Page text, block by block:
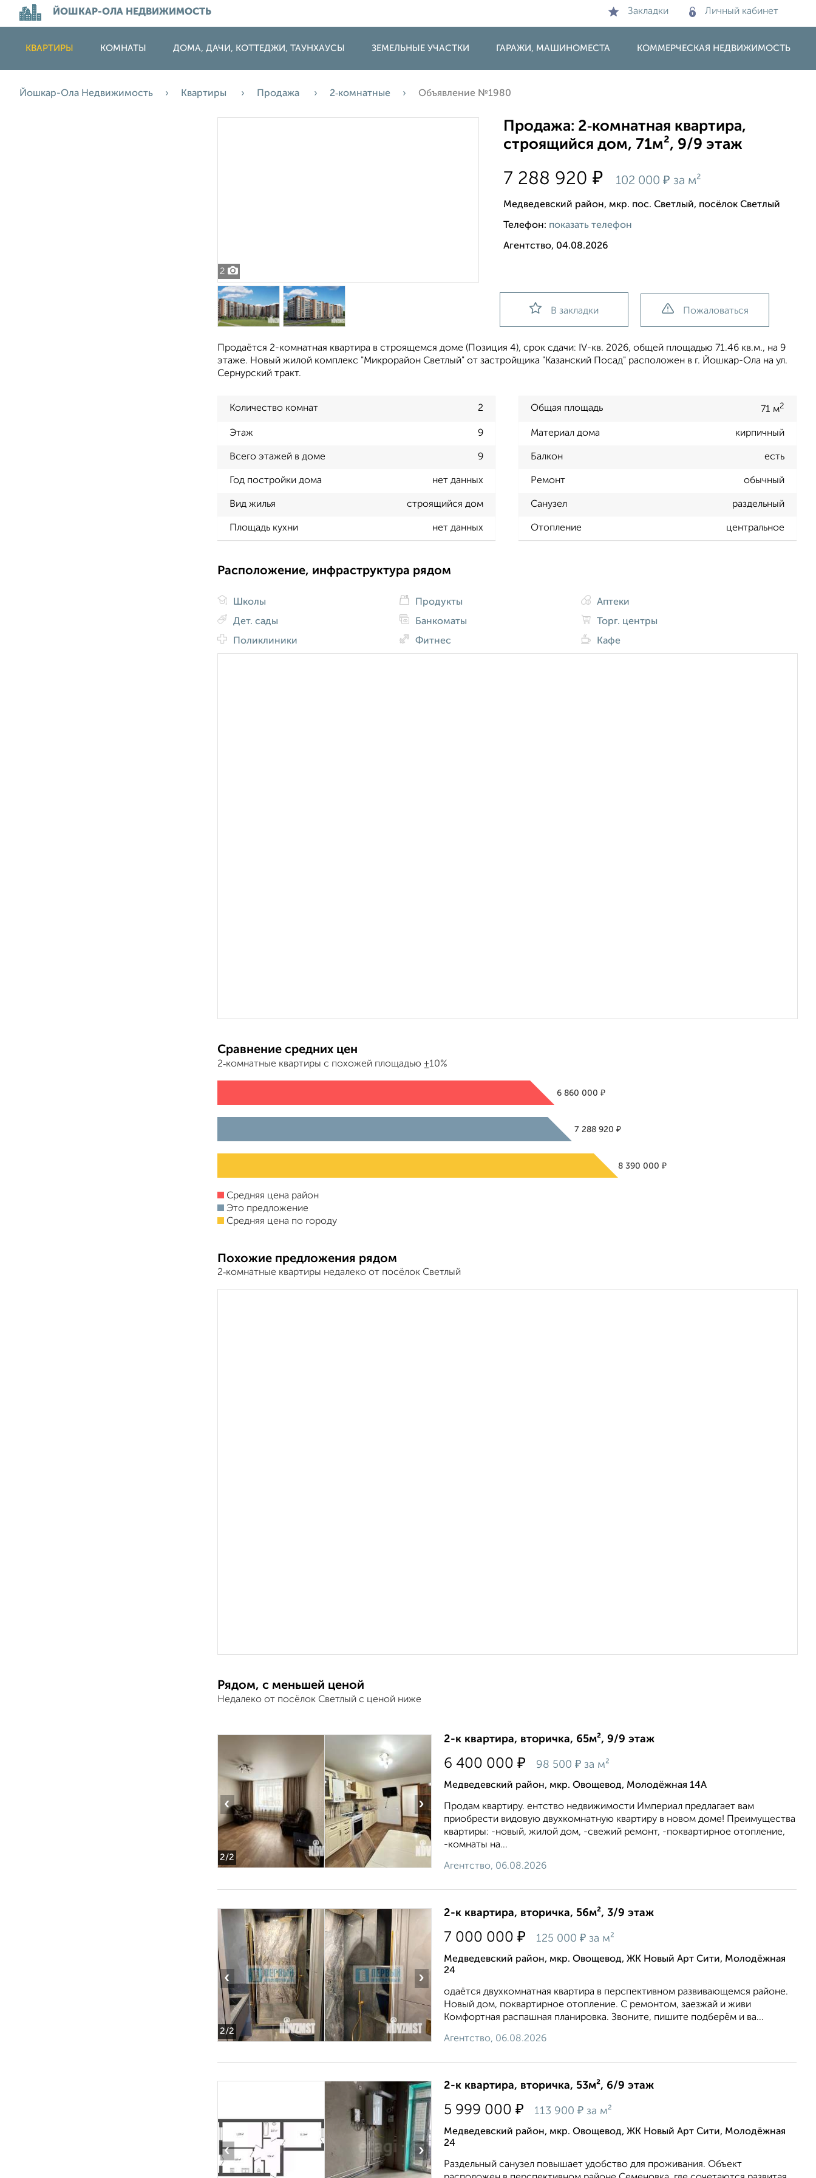
ЙОШКАР-ОЛА НЕДВИЖИМОСТЬ Закладки Личный кабинет
КВАРТИРЫ КОМНАТЫ ДОМА, ДАЧИ, КОТТЕДЖИ, ТАУНХАУСЫ ЗЕМЕЛЬНЫЕ УЧАСТКИ ГАРАЖИ, МАШИНОМЕСТА КОММЕРЧЕСКАЯ НЕДВИЖИМОСТЬ
Йошкар-Ола Недвижимость Квартиры Продажа 2‑комнатные Объявление №1980
2
Продажа: 2‑комнатная квартира,
строящийся дом, 71м², 9/9 этаж
7 288 920₽ 102 000₽ за м²
Медведевский район, мкр. пос. Светлый, посёлок Светлый
Телефон: показать телефон
Агентство, 04.08.2026
В закладки Пожаловаться
Продаётся 2-комнатная квартира в строящемся доме (Позиция 4), срок сдачи: IV-кв. 2026, общей площадью 71.46 кв.м., на 9
этаже. Новый жилой комплекс "Микрорайон Светлый" от застройщика "Казанский Посад" расположен в г. Йошкар-Ола на ул.
Сернурский тракт.
Количество комнат 2 Общая площадь 71 м2
Этаж 9 Материал дома кирпичный
Всего этажей в доме 9 Балкон есть
Год постройки дома нет данных Ремонт обычный
Вид жилья строящийся дом Санузел раздельный
Площадь кухни нет данных Отопление центральное
Расположение, инфраструктура рядом
Школы
Дет. сады
Поликлиники
Продукты
Банкоматы
Фитнес
Аптеки
Торг. центры
Кафе
Сравнение средних цен
2‑комнатные квартиры с похожей площадью ±10%
6 860 000₽
7 288 920 ₽
8 390 000₽
Средняя цена район
Это предложение
Средняя цена по городу
Похожие предложения рядом
2‑комнатные квартиры недалеко от посёлок Светлый
Рядом, с меньшей ценой
Недалеко от посёлок Светлый с ценой ниже
2/2
‹ ›
2-к квартира, вторичка, 65м², 9/9 этаж
6 400 000 ₽ 98 500 ₽ за м²
Медведевский район, мкр. Овощевод, Молодёжная 14А
Продам квартиру. ентство недвижимости Империал предлагает вам
приобрести видовую двухкомнатную квартиру в новом доме! Преимущества
квартиры: -новый, жилой дом, -свежий ремонт, -поквартирное отопление,
-комнаты на...
Агентство, 06.08.2026
2/2
‹ ›
2-к квартира, вторичка, 56м², 3/9 этаж
7 000 000 ₽ 125 000 ₽ за м²
Медведевский район, мкр. Овощевод, ЖК Новый Арт Сити, Молодёжная
24
одаётся двухкомнатная квартира в перспективном развивающемся районе.
Новый дом, поквартирное отопление. С ремонтом, заезжай и живи
Комфортная распашная планировка. Звоните, пишите подберём и ва...
Агентство, 06.08.2026
‹ ›
2-к квартира, вторичка, 53м², 6/9 этаж
5 999 000 ₽ 113 900 ₽ за м²
Медведевский район, мкр. Овощевод, ЖК Новый Арт Сити, Молодёжная
24
Раздельный санузел повышает удобство для проживания. Объект